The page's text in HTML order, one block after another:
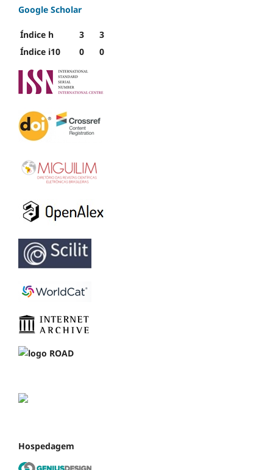
Google Scholar
Índice h 3
3
Índice i10
0 0
Hospedagem